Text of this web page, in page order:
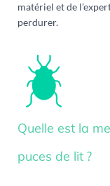
matériel et de
perdurer.
Quelle est la
puces de lit ?